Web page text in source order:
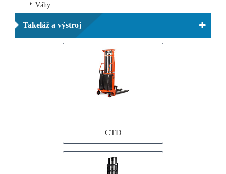
Váhy
Takeláž a výstroj
CTD